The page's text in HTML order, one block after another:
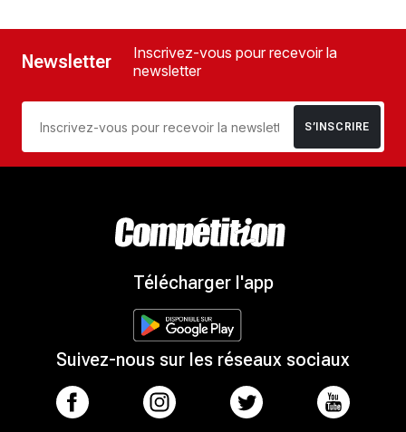
Newsletter
Inscrivez-vous pour recevoir la
newsletter
S’INSCRIRE
Télécharger l'app
Suivez-nous sur les réseaux sociaux